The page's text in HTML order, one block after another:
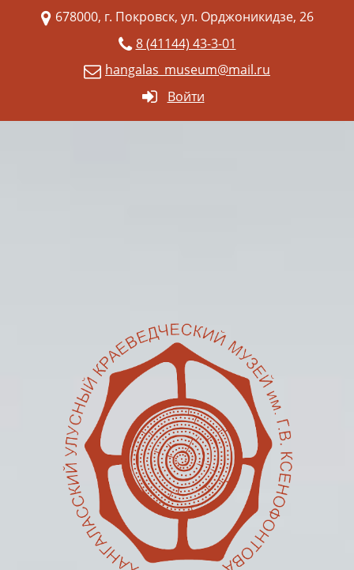
678000, г. Покровск, ул. Орджоникидзе, 26
8 (41144) 43-3-01
hangalas_museum@mail.ru
Войти